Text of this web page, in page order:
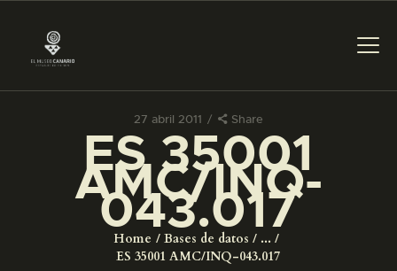
27 abril 2011 Share
ES 35001
AMC/INQ-
043.017
Home Bases de datos
...
ES 35001 AMC/INQ-043.017
PREPARAR LA VISITA
ACTIVIDADES